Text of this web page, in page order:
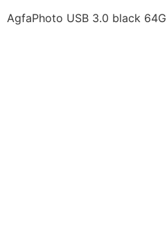
AgfaPhoto USB 3.0 black